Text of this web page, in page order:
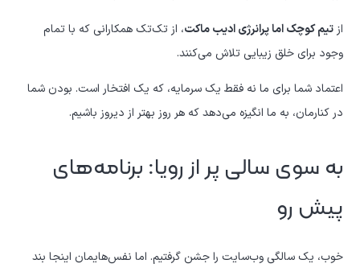
از تیم کوچک اما پرانرژی ادیب ماکت، از تک‌تک همکارانی که با تمام
وجود برای خلق زیبایی تلاش می‌کنند.
اعتماد شما برای ما نه فقط یک سرمایه، که یک افتخار است. بودن شما
در کنارمان، به ما انگیزه می‌دهد که هر روز بهتر از دیروز باشیم.
به سوی سالی پر از رویا: برنامه‌های
پیش رو
خوب، یک سالگی وب‌سایت را جشن گرفتیم. اما نفس‌هایمان اینجا بند